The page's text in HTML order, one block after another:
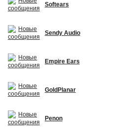
Softears
Sendy Audio
Empire Ears
GoldPlanar
Penon